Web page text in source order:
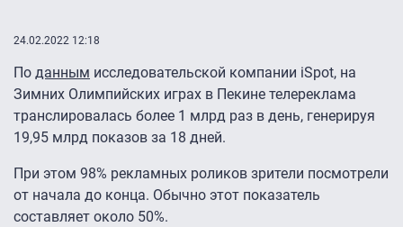
24.02.2022 12:18
По данным исследовательской компании iSpot, на
Зимних Олимпийских играх в Пекине телереклама
транслировалась более 1 млрд раз в день, генерируя
19,95 млрд показов за 18 дней.
При этом 98% рекламных роликов зрители посмотрели
от начала до конца. Обычно этот показатель
составляет около 50%.